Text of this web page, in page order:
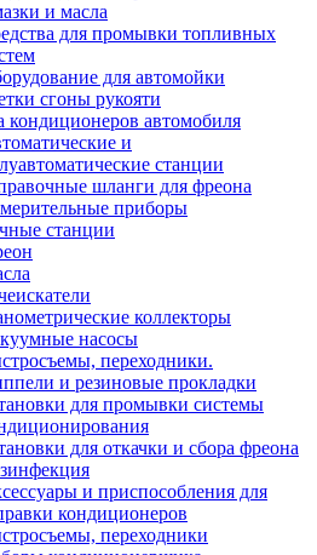
и масла
для промывки топливных
для автомойки
сгоны рукояти
кондиционеров автомобиля
и
станции
шланги для фреона
приборы
станции
коллекторы
насосы
переходники.
и резиновые прокладки
для промывки системы
для откачки и сбора фреона
и приспособления для
кондиционеров
переходники